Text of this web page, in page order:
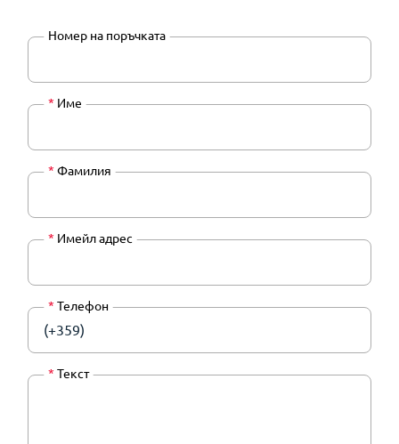
Номер на поръчката
* Име
* Фамилия
* Имейл адрес
* Телефон
(+359)
* Текст